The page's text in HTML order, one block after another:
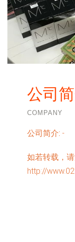
公司
COMPANY
公司简介: -
如若转载，请
http://